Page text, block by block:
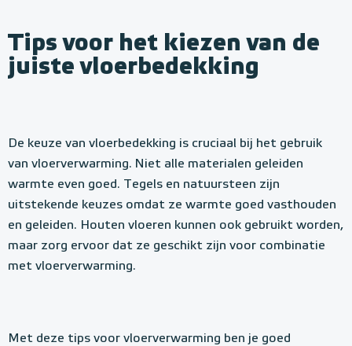
Tips voor het kiezen van de
juiste vloerbedekking
De keuze van vloerbedekking is cruciaal bij het gebruik
van vloerverwarming. Niet alle materialen geleiden
warmte even goed. Tegels en natuursteen zijn
uitstekende keuzes omdat ze warmte goed vasthouden
en geleiden. Houten vloeren kunnen ook gebruikt worden,
maar zorg ervoor dat ze geschikt zijn voor combinatie
met vloerverwarming.
Met deze tips voor vloerverwarming ben je goed